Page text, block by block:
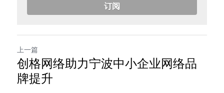
订阅
上一篇
创格网络助力宁波中小企业网络品
牌提升